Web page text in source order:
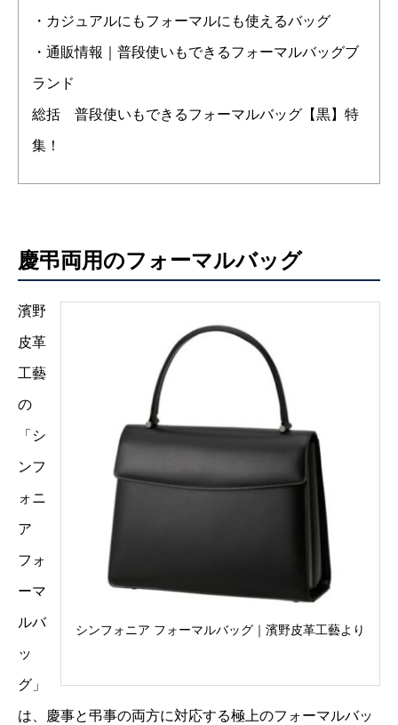
・カジュアルにもフォーマルにも使えるバッグ
・通販情報｜普段使いもできるフォーマルバッグブ
ランド
総括 普段使いもできるフォーマルバッグ【黒】特
集！
慶弔両用のフォーマルバッグ
シンフォニア フォーマルバッグ｜濱野皮革工藝より
濱野
皮革
工藝
の
「シ
ンフ
ォニ
ア
フォ
ーマ
ルバ
ッ
グ」
は、慶事と弔事の両方に対応する極上のフォーマルバッ